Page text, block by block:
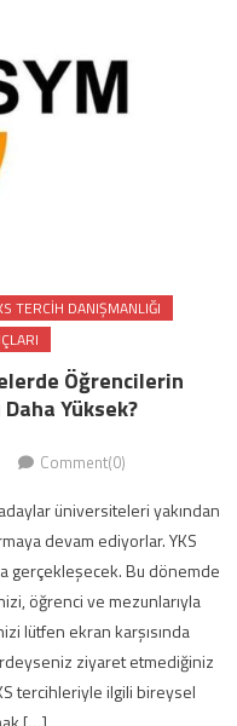
TERCIH DANIŞMANLIĞI
Öğrencilerin
Yüksek?
Comment(0)
üniversiteleri yakından
devam ediyorlar. YKS
gerçekleşecek. Bu dönemde
öğrenci ve mezunlarıyla
lütfen ekran karşısında
ziyaret etmediğiniz
tercihleriyle ilgili bireysel